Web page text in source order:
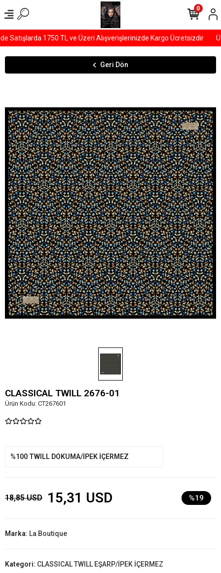
1750 TL ve Üzeri Alışverişlerinizde Kargo Ücretsizdir
0
Geri Dön
CLASSICAL TWILL 2676-01
Ürün Kodu: CT267601
%100 TWILL DOKUMA/İPEK İÇERMEZ
18,85 USD 15,31 USD %19
Marka: La Boutique
Kategori: CLASSICAL TWILL EŞARP/İPEK İÇERMEZ